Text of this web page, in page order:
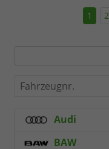
1 2
Fahrzeugnr.
Audi
BAW